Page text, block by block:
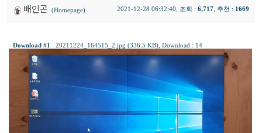
배인곤 (Homepage) 2021-12-28 06:32:40, 조회 : 6,717 , 추천 : 1669
- Download #1 : 20211224_164515_2.jpg (336.5 KB) , Download : 14